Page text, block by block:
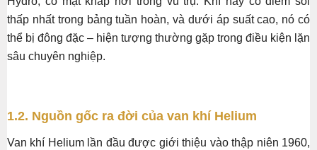
thấp nhất trong bảng tuần hoàn, và dưới áp suất cao, nó có
thể bị đông đặc – hiện tượng thường gặp trong điều kiện lặn
sâu chuyên nghiệp.
1.2. Nguồn gốc ra đời của van khí Helium
Van khí Helium lần đầu được giới thiệu vào thập niên 1960,